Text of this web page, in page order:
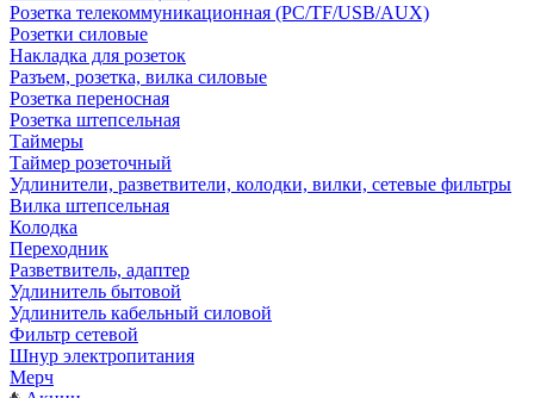
Розетка телекоммуникационная (PC/TF/USB/AUX)
Розетки силовые
Накладка для розеток
Разъем, розетка, вилка силовые
Розетка переносная
Розетка штепсельная
Таймеры
Таймер розеточный
Удлинители, разветвители, колодки, вилки, сетевые фильтры
Вилка штепсельная
Колодка
Переходник
Разветвитель, адаптер
Удлинитель бытовой
Удлинитель кабельный силовой
Фильтр сетевой
Шнур электропитания
Мерч